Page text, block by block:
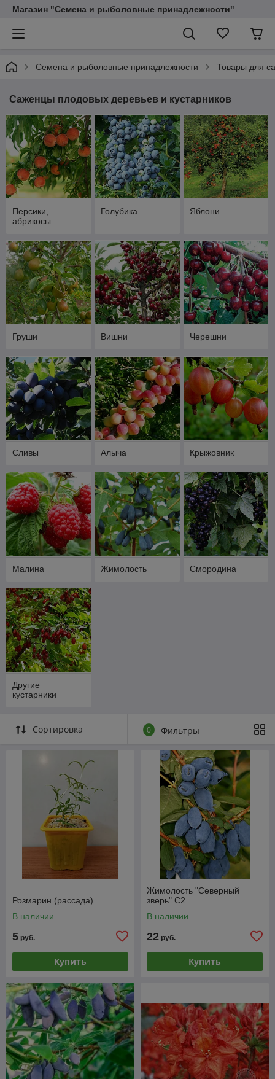
Магазин "Семена и рыболовные принадлежности"
Семена и рыболовные принадлежности Товары для
Саженцы плодовых деревьев и кустарников
Персики,
абрикосы
Голубика Яблони
Груши Вишни Черешни
Сливы Алыча Крыжовник
Малина Жимолость Смородина
Другие
кустарники
Сортировка 0 Фильтры
Розмарин (рассада)
В наличии
5 руб.
Купить
Жимолость "Северный
зверь" С2
В наличии
22 руб.
Купить